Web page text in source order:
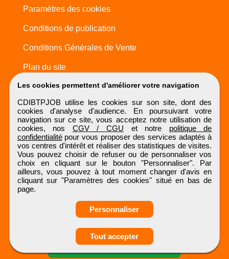
Obtenir ses
coordonnées
Les cookies permettent d'améliorer votre navigation
CDIBTPJOB utilise les cookies sur son site, dont des
cookies d'analyse d'audience. En poursuivant votre
navigation sur ce site, vous acceptez notre utilisation de
cookies, nos CGV / CGU et notre politique de
confidentialitépour vous proposer des services adaptés à
vos centres d'intérêt et réaliser des statistiques de visites.
Vous pouvez choisir de refuser ou de personnaliser vos
choix en cliquant sur le bouton "Personnaliser". Par
ailleurs, vous pouvez à tout moment changer d'avis en
cliquant sur "Paramètres des cookies" situé en bas de
page.
Personnaliser
Tout accepter
Paramètres des cookies
Conditions de publication
Conditions Générales de Vente
Plan du site
CDIBTPJOB
Tous droits réservés © 1999 - 2026